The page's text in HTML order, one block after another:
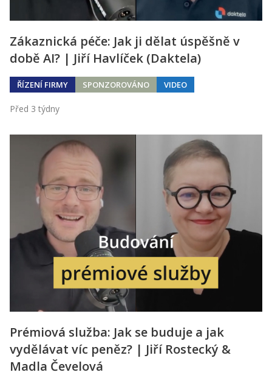
Zákaznická péče: Jak ji dělat úspěšně v
době AI? | Jiří Havlíček (Daktela)
ŘÍZENÍ FIRMY SPONZOROVÁNO VIDEO
Před 3 týdny
Prémiová služba: Jak se buduje a jak
vydělávat víc peněz? | Jiří Rostecký &
Madla Čevelová